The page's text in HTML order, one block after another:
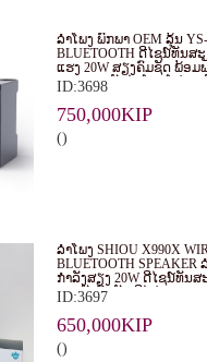
ລຳໂພງ ພົກພາ OEM ລຸ້ນ
BLUETOOTH ດີໄຊນ໌ທັນສ
ແຮງ 20W ສຽງຄົມຊັດ ພ້ອມ
ແລະ ຮອງຮັບໄມໂຄຣໂຟນ 2
ID:3698
750,000KIP
()
ລຳໂພງ SHIOU X990X
BLUETOOTH
ກຳລັງສຽງ 20W ດີໄຊນ໌ທັນ
ແຮງດັງຄົມຊັດ ມີໄຟ RGB
ບັນຍາກາດໃນທຸກງານ
ID:3697
650,000KIP
()